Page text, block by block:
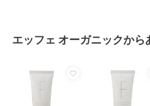
い。
水、オクチルドデカノール、ミリスチ
ール、ヒマワリ種子油、セテアリルア
リル、水添ナタネ油アルコール、ペン
エッフェ オーガニックか